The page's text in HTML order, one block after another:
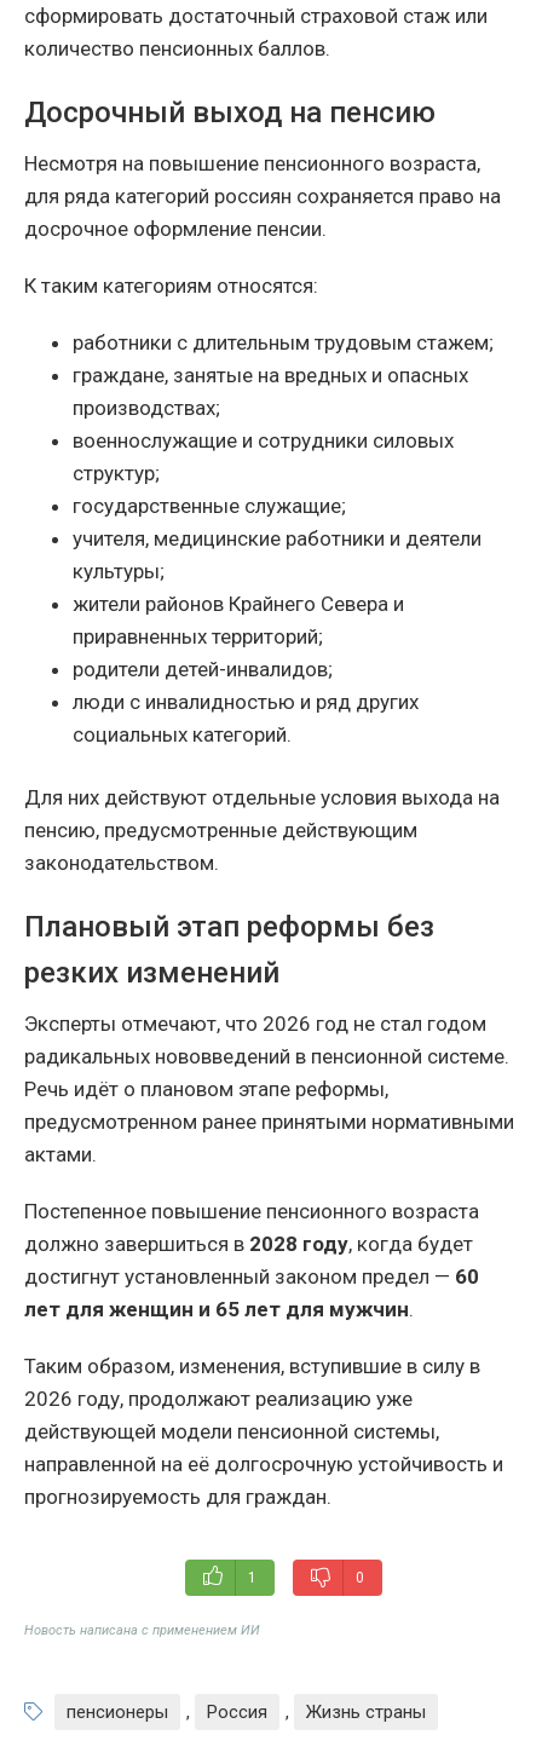
сформировать достаточный страховой стаж или
количество пенсионных баллов.
Досрочный выход на пенсию
Несмотря на повышение пенсионного возраста,
для ряда категорий россиян сохраняется право на
досрочное оформление пенсии.
К таким категориям относятся:
работники с длительным трудовым стажем;
граждане, занятые на вредных и опасных
производствах;
военнослужащие и сотрудники силовых
структур;
государственные служащие;
учителя, медицинские работники и деятели
культуры;
жители районов Крайнего Севера и
приравненных территорий;
родители детей-инвалидов;
люди с инвалидностью и ряд других
социальных категорий.
Для них действуют отдельные условия выхода на
пенсию, предусмотренные действующим
законодательством.
Плановый этап реформы без
резких изменений
Эксперты отмечают, что 2026 год не стал годом
радикальных нововведений в пенсионной системе.
Речь идёт о плановом этапе реформы,
предусмотренном ранее принятыми нормативными
актами.
Постепенное повышение пенсионного возраста
должно завершиться в 2028 году, когда будет
достигнут установленный законом предел — 60
лет для женщин и 65 лет для мужчин.
Таким образом, изменения, вступившие в силу в
2026 году, продолжают реализацию уже
действующей модели пенсионной системы,
направленной на её долгосрочную устойчивость и
прогнозируемость для граждан.
1 0
Новость написана с применением ИИ
пенсионеры , Россия , Жизнь страны